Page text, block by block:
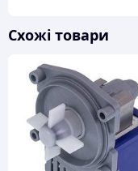
Схожі товари